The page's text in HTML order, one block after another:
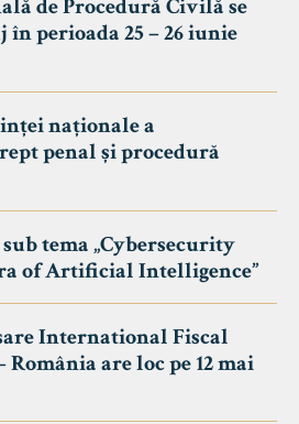
de Procedură Civilă se
în perioada 25 – 26 iunie
naționale a
penal și procedură
tema „Cybersecurity
of Artificial Intelligence”
International Fiscal
are loc pe 12 mai